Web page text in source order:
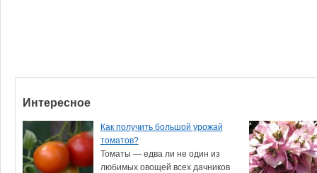
Интересное
Как получить большой урожай
томатов?
Томаты — едва ли не один из
любимых овощей всех дачников